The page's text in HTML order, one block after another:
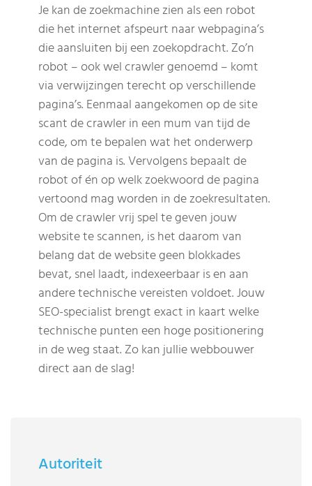
Je kan de zoekmachine zien als een robot
die het internet afspeurt naar webpagina’s
die aansluiten bij een zoekopdracht. Zo’n
robot – ook wel crawler genoemd – komt
via verwijzingen terecht op verschillende
pagina’s. Eenmaal aangekomen op de site
scant de crawler in een mum van tijd de
code, om te bepalen wat het onderwerp
van de pagina is. Vervolgens bepaalt de
robot of én op welk zoekwoord de pagina
vertoond mag worden in de zoekresultaten.
Om de crawler vrij spel te geven jouw
website te scannen, is het daarom van
belang dat de website geen blokkades
bevat, snel laadt, indexeerbaar is en aan
andere technische vereisten voldoet. Jouw
SEO-specialist brengt exact in kaart welke
technische punten een hoge positionering
in de weg staat. Zo kan jullie webbouwer
direct aan de slag!
Autoriteit